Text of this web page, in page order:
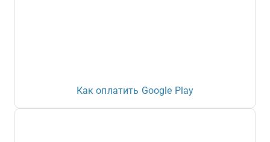
Как оплатить Google Play